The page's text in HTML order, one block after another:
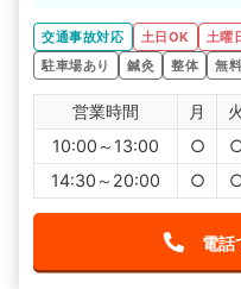
交通事故対応 土日OK 土曜
駐車場あり
鍼灸 整体 無
営業時間 月 火
10:00～13:00
○
14:30～20:00
○
電話